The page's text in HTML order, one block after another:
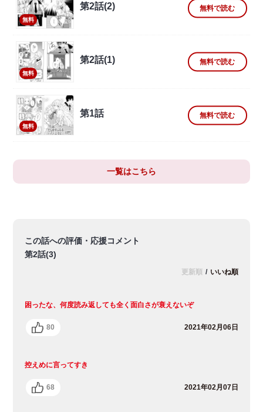
無料
第2話(2) 無料で読む
無料
第2話(1) 無料で読む
無料
第1話 無料で読む
一覧はこちら
この話への評価・応援コメント
第2話(3)
更新順 / いいね順
困ったな、何度読み返しても全く面白さが衰えないぞ
80 2021年02月06日
控えめに言ってすき
68 2021年02月07日